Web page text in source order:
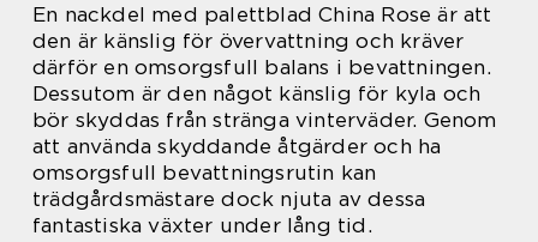
En nackdel med palettblad China Rose är att
den är känslig för övervattning och kräver
därför en omsorgsfull balans i bevattningen.
Dessutom är den något känslig för kyla och
bör skyddas från stränga vinterväder. Genom
att använda skyddande åtgärder och ha
omsorgsfull bevattningsrutin kan
trädgårdsmästare dock njuta av dessa
fantastiska växter under lång tid.